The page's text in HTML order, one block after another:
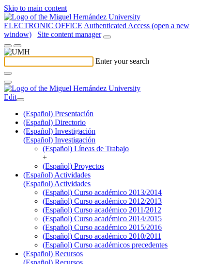
Skip to main content
ELECTRONIC OFFICE Authenticated Access (open a new
window)
Site content manager
Enter your search
Edit
(Español) Presentación
(Español) Directorio
(Español) Investigación
(Español) Investigación
(Español) Líneas de Trabajo
+
(Español) Proyectos
(Español) Actividades
(Español) Actividades
(Español) Curso académico 2013/2014
(Español) Curso académico 2012/2013
(Español) Curso académico 2011/2012
(Español) Curso académico 2014/2015
(Español) Curso académico 2015/2016
(Español) Curso académico 2010/2011
(Español) Curso académicos precedentes
(Español) Recursos
(Español) Recursos